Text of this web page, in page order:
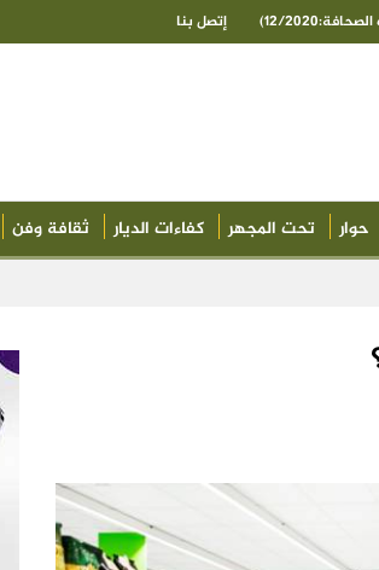
2020) إتصل بنا
حوار تحت المجهر كفاءات الديار ثقافة وفن